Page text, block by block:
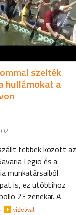
szelték
hullámokat a
többek között az
Legio és a
munkatársaiból
is, ez utóbbihoz
23 zenekar. A